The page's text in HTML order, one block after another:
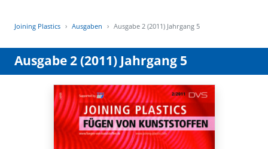
Joining Plastics Ausgaben Ausgabe 2 (2011) Jahrgang 5
Ausgabe 2 (2011) Jahrgang 5